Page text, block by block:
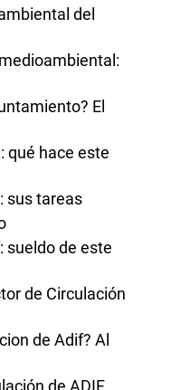
del
El
qué hace este
sus tareas
sueldo de este
de Circulación
de Adif? Al
de ADIF